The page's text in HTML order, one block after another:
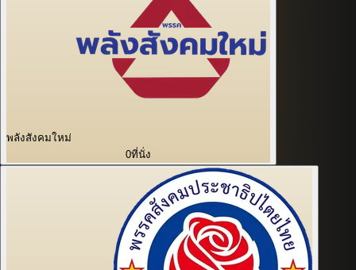
พลังสังคมใหม่
0ที่นั่ง